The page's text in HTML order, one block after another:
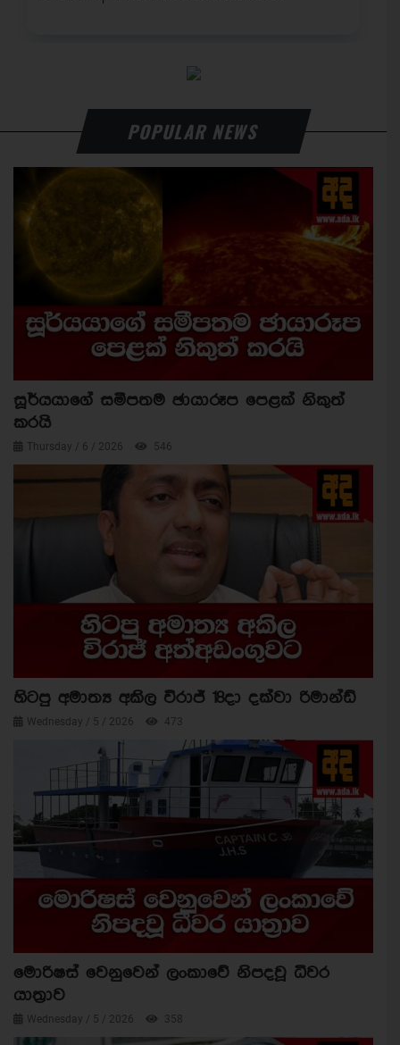
POPULAR NEWS
සූර්යයාගේ සමීපතම ඡායාරූප පෙළක් නිකුත්
කරයි
Thursday / 6 / 2026 546
හිටපු අමාත්‍ය අකිල විරාජ් 18දා දක්වා රිමාන්ඩ්
Wednesday / 5 / 2026 473
මොරිෂස් වෙනුවෙන් ලංකාවේ නිපදවූ ධීවර
යාත්‍රාව
Wednesday / 5 / 2026 358